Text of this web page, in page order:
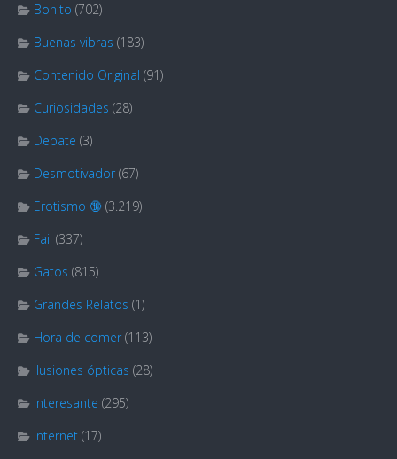
Bonito (702)
Buenas vibras (183)
Contenido Original (91)
Curiosidades (28)
Debate (3)
Desmotivador (67)
Erotismo 🔞 (3.219)
Fail (337)
Gatos (815)
Grandes Relatos (1)
Hora de comer (113)
Ilusiones ópticas (28)
Interesante (295)
Internet (17)